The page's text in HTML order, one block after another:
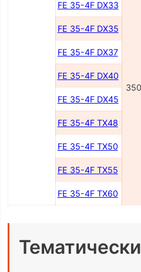
FE 35-4F DX33
FE 35-4F DX35
FE 35-4F DX37
FE 35-4F DX40
FE 35-4F DX45
FE 35-4F TX48
FE 35-4F TX50
FE 35-4F TX55
FE 35-4F TX60